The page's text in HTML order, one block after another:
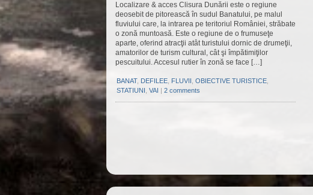
Localizare & acces Clisura Dunării este o regiune
deosebit de pitorească în sudul Banatului, pe malul
fluviului care, la intrarea pe teritoriul României, străbate
o zonă muntoasă. Este o regiune de o frumuseţe
aparte, oferind atracţii atât turistului dornic de drumeţii,
amatorilor de turism cultural, cât şi împătimiţilor
pescuitului. Accesul rutier în zonă se face […]
BANAT, DEFILEE FLUVII OBIECTIVE TURISTICE
STATIUNI VAI | 2 comments